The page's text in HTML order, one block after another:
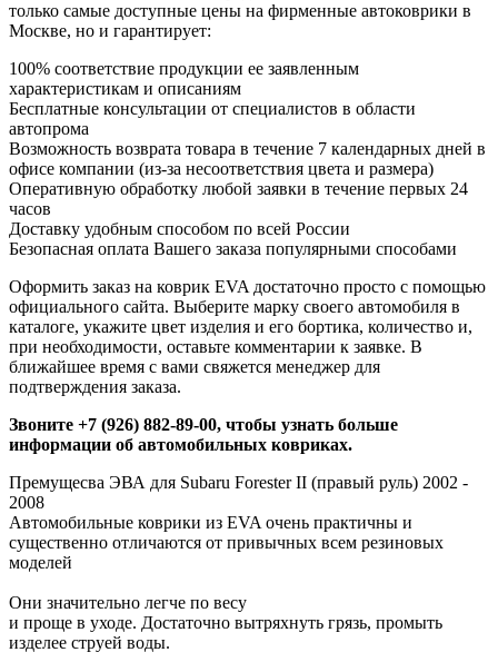
только самые доступные цены на фирменные автоковрики в
Москве, но и гарантирует:
100% соответствие продукции ее заявленным
характеристикам и описаниям
Бесплатные консультации от специалистов в области
автопрома
Возможность возврата товара в течение 7 календарных дней в
офисе компании (из-за несоответствия цвета и размера)
Оперативную обработку любой заявки в течение первых 24
часов
Доставку удобным способом по всей России
Безопасная оплата Вашего заказа популярными способами
Оформить заказ на коврик EVA достаточно просто с помощью
официального сайта. Выберите марку своего автомобиля в
каталоге, укажите цвет изделия и его бортика, количество и,
при необходимости, оставьте комментарии к заявке. В
ближайшее время с вами свяжется менеджер для
подтверждения заказа.
Звоните +7 (926) 882-89-00, чтобы узнать больше
информации об автомобильных ковриках.
Премущесва ЭВА для Subaru Forester II (правый руль) 2002 -
2008
Автомобильные коврики из EVA очень практичны и
существенно отличаются от привычных всем резиновых
моделей
Они значительно легче по весу
и проще в уходе. Достаточно вытряхнуть грязь, промыть
изделее струей воды.